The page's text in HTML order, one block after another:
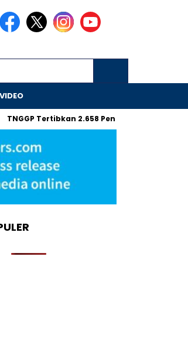
VIDEO
Tertibkan 2.658 Pendaki Ilegal Gunung Gede